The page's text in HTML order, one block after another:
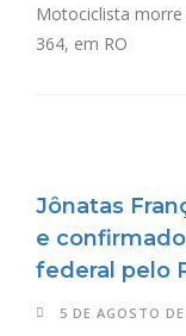
Motociclista
364, em RO
Jônatas
e
federal pelo
5 DE AGOSTO